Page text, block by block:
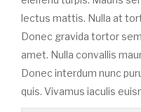
lectus mattis. Nulla at
Donec gravida tortor
amet. Nulla convallis
Donec interdum nunc
quis. Vivamus iaculis